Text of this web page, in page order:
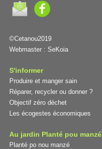
©Cetanou2019
Webmaster : SeKoia
S'informer
Produire et manger sain
Réparer, recycler ou donner ?
Objectif zéro déchet
Les écogestes économiques
Au jardin Planté pou manzé
Planté po nou manzé